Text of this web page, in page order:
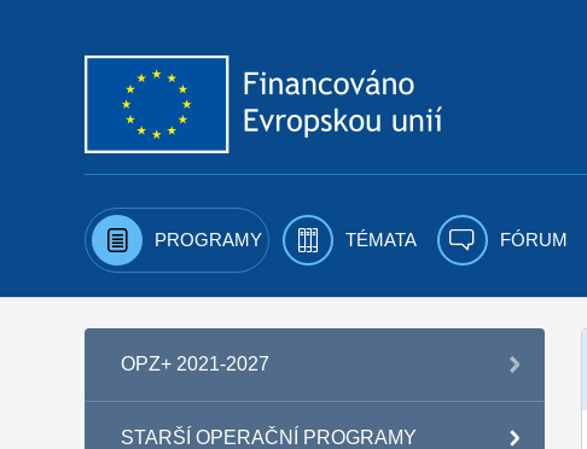
PROGRAMY TÉMATA FÓRUM
OPZ+ 2021-2027
STARŠÍ OPERAČNÍ PROGRAMY